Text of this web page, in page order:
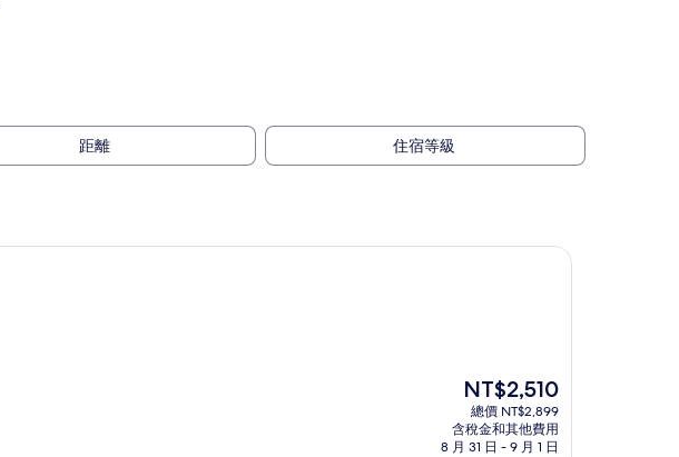
距離 住宿等級
現
在
價
格
NT$2,510
總價 NT$2,899
含稅金和其他費用
8 月 31 日 - 9 月 1 日